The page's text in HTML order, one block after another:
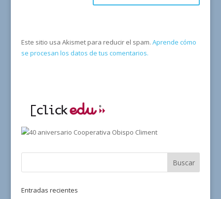
Este sitio usa Akismet para reducir el spam. Aprende cómo
se procesan los datos de tus comentarios.
Entradas recientes